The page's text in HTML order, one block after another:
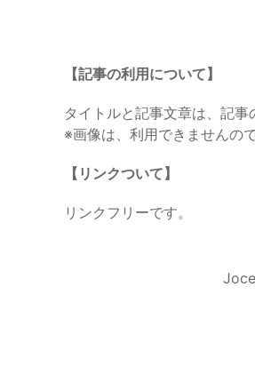
【記事の利用について】
タイトルと記事文章は、記事
※画像は、利用できませんの
【リンクついて】
リンクフリーです。